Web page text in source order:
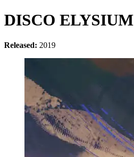
DISCO ELYSIUM
Released: 2019